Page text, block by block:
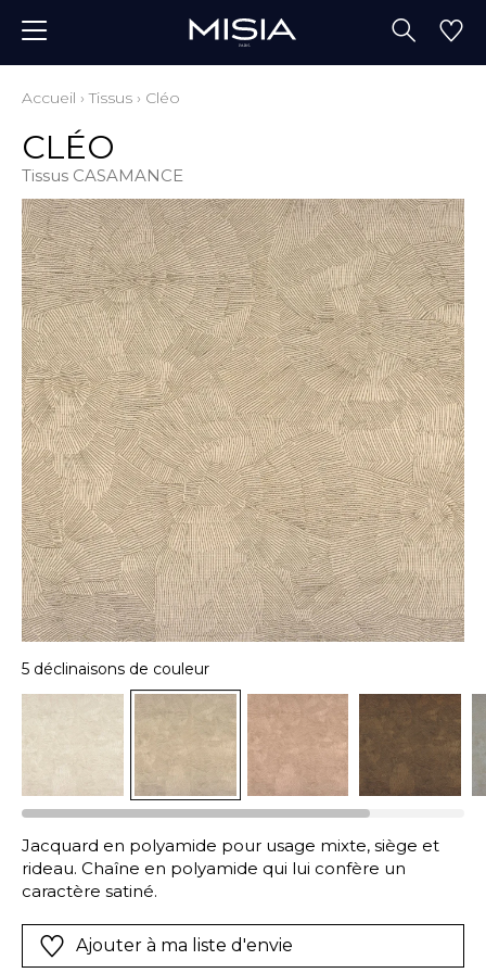
Accueil ›Tissus › Cléo
CLÉO
Tissus CASAMANCE
5 déclinaisons de couleur
Jacquard en polyamide pour usage mixte, siège et
rideau. Chaîne en polyamide qui lui confère un
caractère satiné.
Ajouter à ma liste d'envie